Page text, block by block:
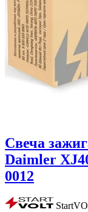
Свеча
Daimler
0012